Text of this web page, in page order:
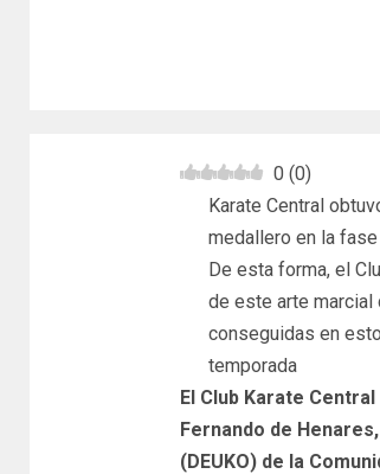
0 (0)
Karate Central
medallero en la
De esta forma, el
de este arte marcial
conseguidas en
temporada
El Club Karate
Fernando de
(DEUKO) de la